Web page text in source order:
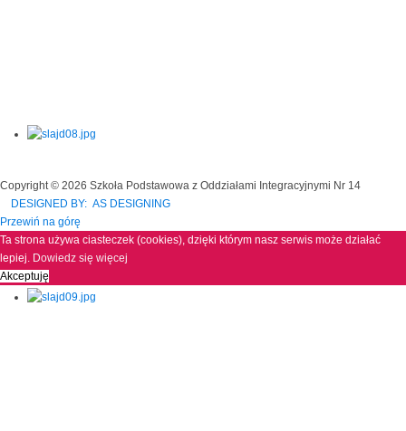
Copyright © 2026 Szkoła Podstawowa z Oddziałami Integracyjnymi Nr 14
DESIGNED BY: AS DESIGNING
Przewiń na górę
Ta strona używa ciasteczek (cookies), dzięki którym nasz serwis może działać
lepiej. Dowiedz się więcej
Akceptuję